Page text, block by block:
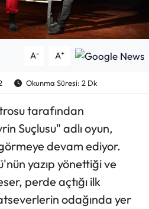
A- A+
Okunma Süresi: 2 Dk
tarafından
Suçlusu" adlı oyun,
devam ediyor.
yazıp yönettiği ve
perde açtığı ilk
odağında yer